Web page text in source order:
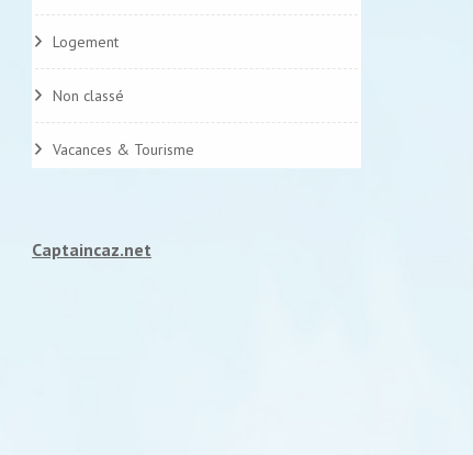
Logement
Non classé
Vacances & Tourisme
Captaincaz.net